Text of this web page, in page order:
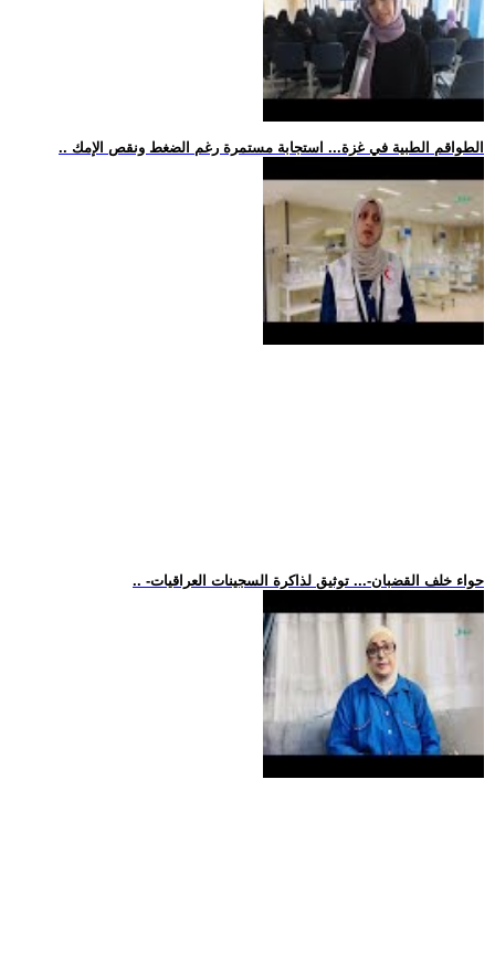
.. الطواقم الطبية في غزة... استجابة مستمرة رغم الضغط ونقص الإمك
.. -حواء خلف القضبان-... توثيق لذاكرة السجينات العراقيات